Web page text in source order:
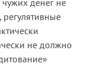
не должно